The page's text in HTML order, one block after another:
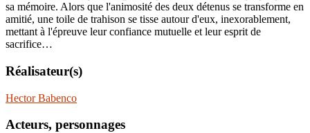
sa mémoire. Alors que l'animosité des deux détenus se transforme en
amitié, une toile de trahison se tisse autour d'eux, inexorablement,
mettant à l'épreuve leur confiance mutuelle et leur esprit de
sacrifice…
Réalisateur(s)
Hector Babenco
Acteurs, personnages